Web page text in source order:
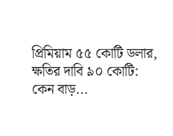
প্রিমিয়াম ৫৫ কোটি ডলার,
ক্ষতির দাবি ৯০ কোটি:
কেন বাড়...